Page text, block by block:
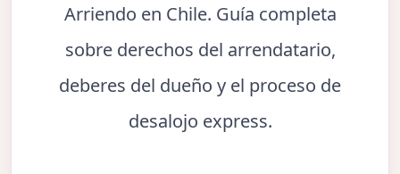
Arriendo en Chile. Guía completa
sobre derechos del arrendatario,
deberes del dueño y el proceso de
desalojo express.